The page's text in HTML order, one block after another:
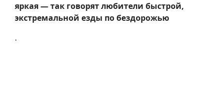
яркая — так говорят любители быстрой,
экстремальной езды по бездорожью
.